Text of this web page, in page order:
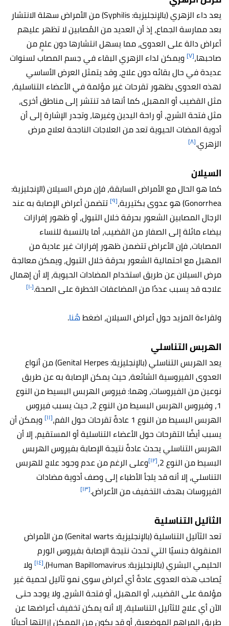
يعد داء الزهري (بالإنجليزية: Syphilis) من الأمراض سهلة الانتشار
بعد ممارسة الجماع، إذ أن العديد من المُصابين لا تظهر عليهم
أعراض دالة على العدوى، مما يسهل انتشارها دون علمٍ من
صاحبها،[٧]
ويمكن لداء الزهري البقاء في جسم المصاب لسنوات
عديدة في حال بقائه دون علاج، وقد يتمثل العرض الأساسي
لهذه العدوى بظهور تقرحات غير مؤلمة في الأعضاء التناسلية،
مثل القضيب أو المهبل، كما أنها قد تنتشر إلى مناطق أخرى،
مثل فتحة الشرج، أو راحة اليدين وغيرها، وتجدر الإشارة إلى أن
أدوية المضات الحيوية تعد من العلاجات الناجحة لعلاج مرض
الزهري.[٨]
السيلان
كما هو الحال مع الأمراض السابقة، فإن مرض السيلان (الإنجليزية:
Gonorrhea) هو عدوى بكتيرية،[٩]
تتضمن أعراض الإصابة به عند
الرجال المصابين الشعور بحرقة خلال التبول، أو ظهور إفرازات
بيضاء مائلة إلى الصفار من القضيب، أما بالنسبة للنساء
المصابات، فإن الأعراض تتضمن ظهور إفرازات غير عادية من
المهبل مع احتمالية الشعور بحرقة خلال التبول، ويمكن معالجة
مرض السيلان عن طريق استخدام المضادات الحيوية، إلا أن إهمال
علاجه قد يسبب عددًا من المضاعفات الخطرة على الصحة.[١٠]
ولقراءة المزيد حول أعراض السيلان، اضغطهُنا.
الهربس التناسلي
يعد الهربس التناسلي (بالإنجليزية: Genital Herpes) من أنواع
العدوى الفيروسية الشائعة، حيث يمكن الإصابة به عن طريق
نوعين من الفيروسات، وهما: فيروس الهربس البسيط من النوع
1، وفيروس الهربس البسيط من النوع 2
، حيث يسبب فيروس
الهربس البسيط من النوع 1 عادةً تقرحات حول الفم،
[١١]
ويمكن أن
يسبب أيضًا التقرحات حول الأعضاء التناسلية أو المستقيم، إلا أن
الهربس التناسلي يحدث عادةً نتيجة الإصابة بفيروس الهربس
البسيط من النوع 2،
[١٢]
وعلى الرغم من عدم وجود علاج للهربس
التناسلي، إلا أنه قد يلجأ الأطباء إلى وصف أدوية مضادات
الفيروسات بهدف التخفيف من الأعراض.[١٣]
الثآليل التناسلية
تعد الثآليل التناسلية (بالإنجليزية: Genital warts)
من الأمراض
المنقولة جنسيًا التي تحدث نتيجة الإصابة بفيروس الورم
الحليمي البشري (بالإنجليزية:Human Bapillomavirus)،[١٤]
ولا
يُصاحب هذه العدوى عادةً أي أعراض سوى نمو ثآليل لحمية غير
مؤلمة على القضيب، أو المهبل، أو فتحة الشرج، ولا يوجد حتى
الآن أي علاج للثآليل التناسلية، إلا أنه يمكن تخفيف أعراضها عن
طريق المراهم الموضعية، أو قد يكون من الممكن إزالتها أحيانًا